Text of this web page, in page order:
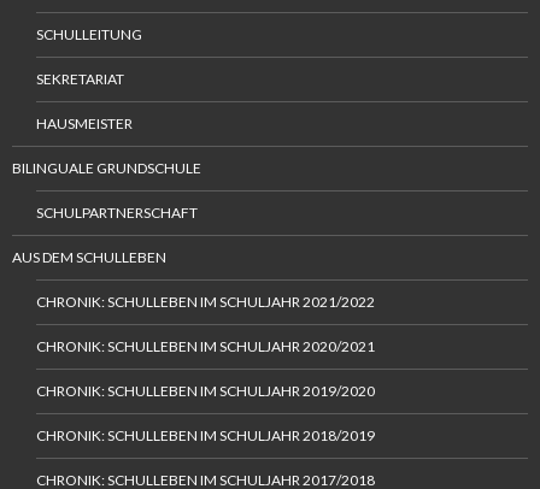
SCHULLEITUNG
SEKRETARIAT
HAUSMEISTER
BILINGUALE GRUNDSCHULE
SCHULPARTNERSCHAFT
AUS DEM SCHULLEBEN
CHRONIK: SCHULLEBEN IM SCHULJAHR 2021/2022
CHRONIK: SCHULLEBEN IM SCHULJAHR 2020/2021
CHRONIK: SCHULLEBEN IM SCHULJAHR 2019/2020
CHRONIK: SCHULLEBEN IM SCHULJAHR 2018/2019
CHRONIK: SCHULLEBEN IM SCHULJAHR 2017/2018